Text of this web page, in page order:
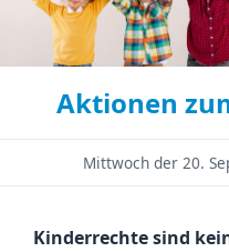
Aktionen
Mittwoch der 20.
Kinderrechte sind